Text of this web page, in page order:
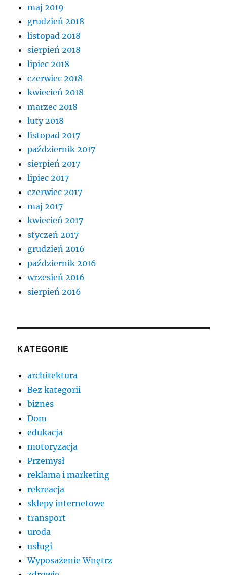
maj 2019
grudzień 2018
listopad 2018
sierpień 2018
lipiec 2018
czerwiec 2018
kwiecień 2018
marzec 2018
luty 2018
listopad 2017
październik 2017
sierpień 2017
lipiec 2017
czerwiec 2017
maj 2017
kwiecień 2017
styczeń 2017
grudzień 2016
październik 2016
wrzesień 2016
sierpień 2016
KATEGORIE
architektura
Bez kategorii
biznes
Dom
edukacja
motoryzacja
Przemysł
reklama i marketing
rekreacja
sklepy internetowe
transport
uroda
usługi
Wyposażenie Wnętrz